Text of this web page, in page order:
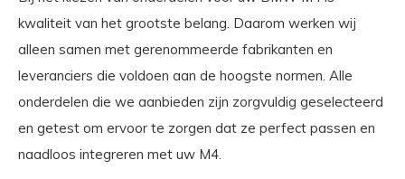
kwaliteit van het grootste belang. Daarom werken wij
alleen samen met gerenommeerde fabrikanten en
leveranciers die voldoen aan de hoogste normen. Alle
onderdelen die we aanbieden zijn zorgvuldig geselecteerd
en getest om ervoor te zorgen dat ze perfect passen en
naadloos integreren met uw M4.